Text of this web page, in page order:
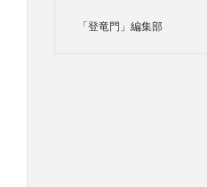
「登竜門」編集部